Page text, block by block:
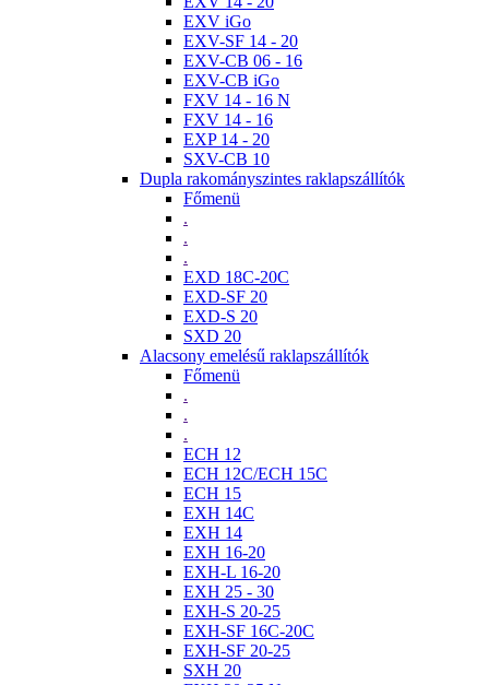
EXV iGo
EXV-SF 14 - 20
EXV-CB 06 - 16
EXV-CB iGo
FXV 14 - 16 N
FXV 14 - 16
EXP 14 - 20
SXV-CB 10
Dupla rakományszintes raklapszállítók
Főmenü
.
.
.
EXD 18C-20C
EXD-SF 20
EXD-S 20
SXD 20
Alacsony emelésű raklapszállítók
Főmenü
.
.
.
ECH 12
ECH 12C/ECH 15C
ECH 15
EXH 14C
EXH 14
EXH 16-20
EXH-L 16-20
EXH 25 - 30
EXH-S 20-25
EXH-SF 16C-20C
EXH-SF 20-25
SXH 20